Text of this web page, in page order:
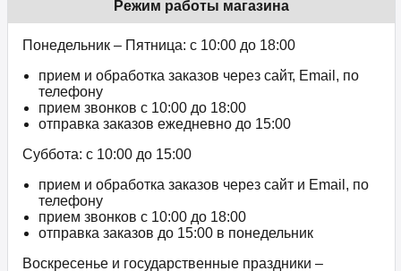
Режим работы магазина
Понедельник – Пятница: с 10:00 до 18:00
прием и обработка заказов через сайт, Email, по
телефону
прием звонков c 10:00 до 18:00
отправка заказов ежедневно до 15:00
Суббота: с 10:00 до 15:00
прием и обработка заказов через сайт и Email, по
телефону
прием звонков c 10:00 до 18:00
отправка заказов до 15:00 в понедельник
Воскресенье и государственные праздники –